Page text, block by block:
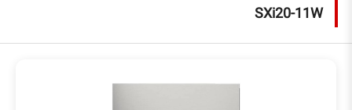
SXi20-11W